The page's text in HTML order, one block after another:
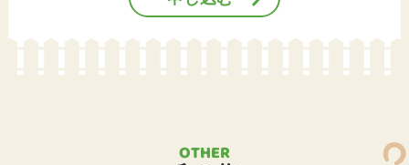
OTHER